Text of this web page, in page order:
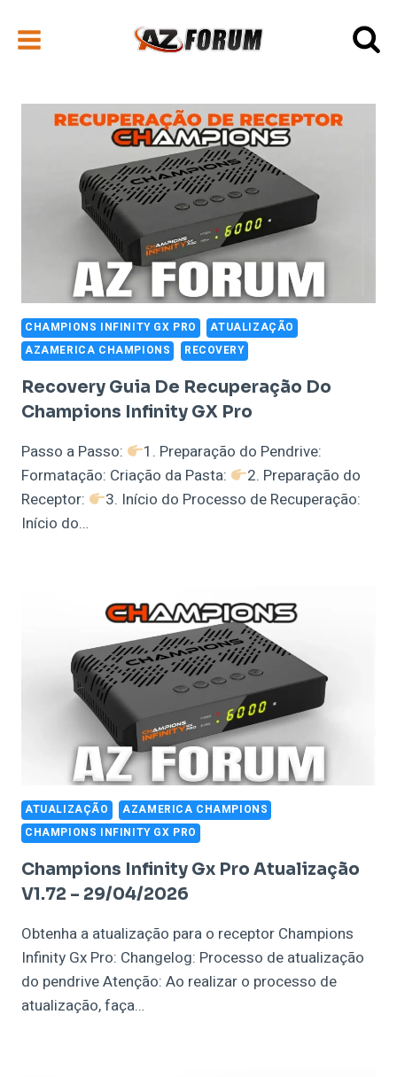
para
CHAMPIONS INFINITY GX PRO
ATUALIZAÇÃO
AZAMERICA CHAMPIONS
RECOVERY
Recovery Guia De Recuperação Do
Champions Infinity GX Pro
Passo a Passo:
1. Preparação do Pendrive:
Formatação: Criação da Pasta:
2. Preparação do
Receptor:
3. Início do Processo de Recuperação:
Início do…
ATUALIZAÇÃO
AZAMERICA CHAMPIONS
CHAMPIONS INFINITY GX PRO
Champions Infinity Gx Pro Atualização
V1.72 – 29/04/2026
Obtenha a atualização para o receptor Champions
Infinity Gx Pro: Changelog: Processo de atualização
do pendrive Atenção: Ao realizar o processo de
atualização, faça…